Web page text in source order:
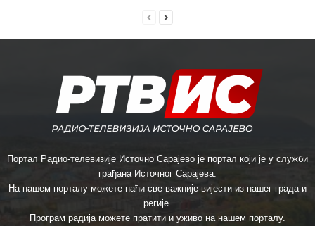
Портал Радио-телевизије Источно Сарајево је портал који је у служби
грађана Источног Сарајева.
На нашем порталу можете наћи све важније вијести из нашег града и
регије.
Програм радија можете пратити и уживо на нашем порталу.